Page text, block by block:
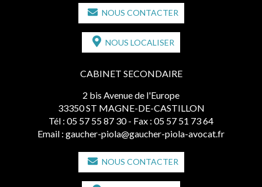
NOUS CONTACTER
NOUS LOCALISER
CABINET SECONDAIRE
2 bis Avenue de l'Europe
33350 ST MAGNE-DE-CASTILLON
Tél : 05 57 55 87 30 - Fax : 05 57 51 73 64
Email : gaucher-piola@gaucher-piola-avocat.fr
NOUS CONTACTER